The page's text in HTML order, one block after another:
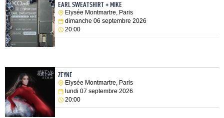
EARL SWEATSHIRT + MIKE
Elysée Montmartre, Paris
dimanche 06 septembre 2026
20:00
ZEYNE
Elysée Montmartre, Paris
lundi 07 septembre 2026
20:00